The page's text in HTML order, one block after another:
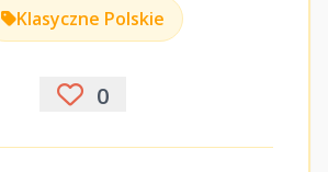
Klasyczne Polskie
0